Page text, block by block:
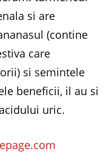
si are
(contine
care
si semintele
beneficii, il au si
uric.